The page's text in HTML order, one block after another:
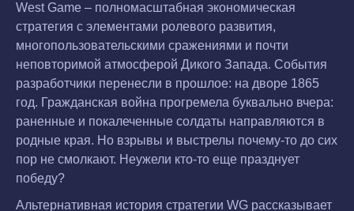
West Game – полномасштабная экономическая
стратегия с элементами ролевого развития,
многопользовательскими сражениями и почти
неповторимой атмосферой Дикого Запада. События
разработчики перенесли в прошлое: на дворе 1865
год. Гражданская война прогремела буквально вчера:
раненные и покалеченные солдаты направляются в
родные края. Но взрывы и выстрелы почему-то до сих
пор не смолкают. Неужели кто-то еще празднует
победу?
Альтернативная история стратегии WG рассказывает